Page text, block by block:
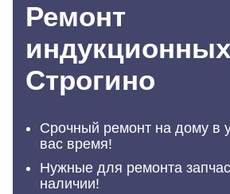
Ремонт
Строгино
Срочный ремонт на дому в
вас время!
Нужные для ремонта
наличии!